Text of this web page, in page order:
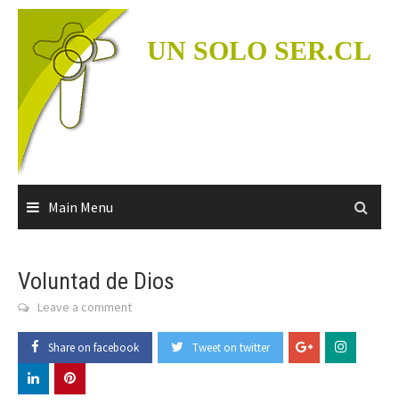
Skip
content
UN SOLO SER.CL
Main Menu
Voluntad de Dios
Leave a comment
Share on facebook Tweet on twitter